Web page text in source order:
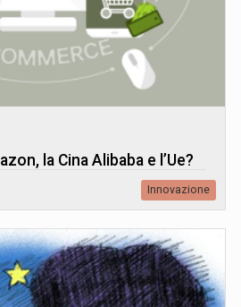
la Cina Alibaba e l’Ue?
Innovazione